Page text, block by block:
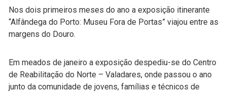
Nos dois primeiros meses do ano a exposição itinerante
“Alfândega do Porto: Museu Fora de Portas” viajou entre as
margens do Douro.
Em meados de janeiro a exposição despediu-se do Centro
de Reabilitação do Norte – Valadares, onde passou o ano
junto da comunidade de jovens, famílias e técnicos de